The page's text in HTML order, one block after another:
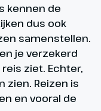
kennen de
dus ook
samenstellen.
je verzekerd
ziet. Echter,
zien. Reizen is
en vooral de